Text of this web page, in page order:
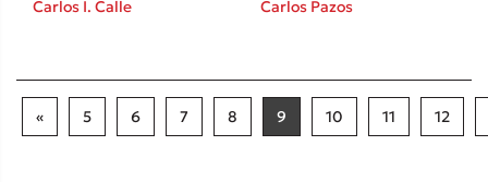
Carlos I. Calle Carlos Pazos
« 5 6 7 8 9 10 11 12